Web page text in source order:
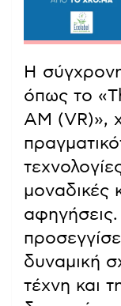
Η
όπως το
AM (VR)»,
μοναδικές
αφηγήσεις.
δυναμική
τέχνη και